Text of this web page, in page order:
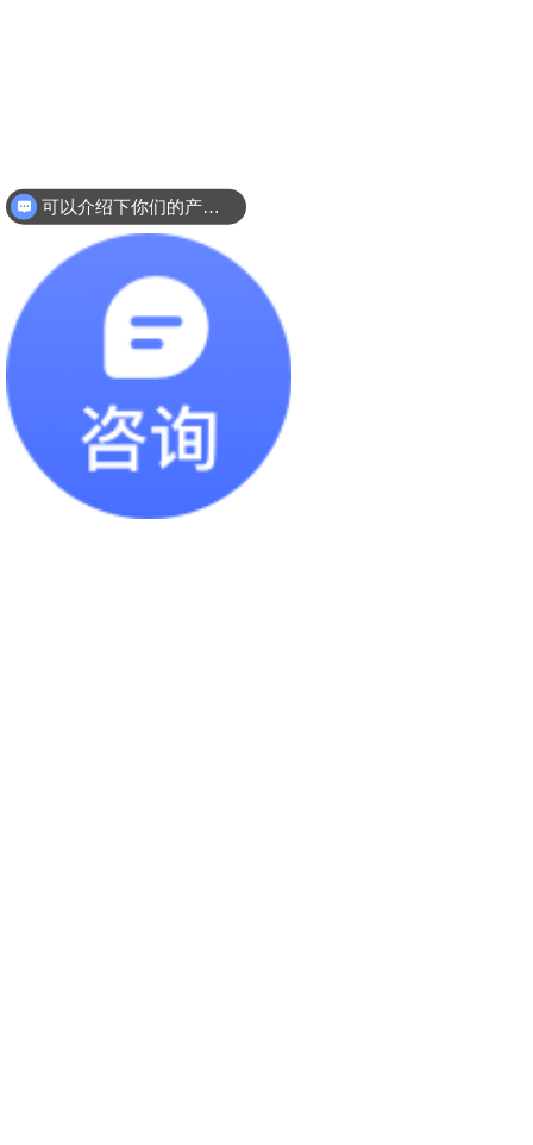
可以介绍下你们的产品么